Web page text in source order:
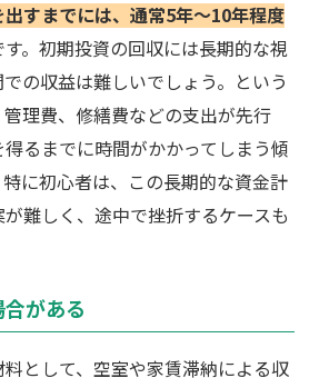
すまでには、通常5年～10年程度
。初期投資の回収には長期的な視
の収益は難しいでしょう。という
理費、修繕費などの支出が先行
るまでに時間がかかってしまう傾
に初心者は、この長期的な資金計
難しく、途中で挫折するケースも
がある
として、空室や家賃滞納による収